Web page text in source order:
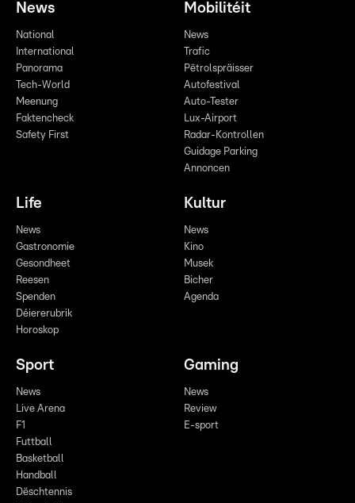
News
National
International
Panorama
Tech-World
Meenung
Faktencheck
Safety First
Mobilitéit
News
Trafic
Pëtrolspräisser
Autofestival
Auto-Tester
Lux-Airport
Radar-Kontrollen
Guidage Parking
Annoncen
Life
News
Gastronomie
Gesondheet
Reesen
Spenden
Déiererubrik
Horoskop
Kultur
News
Kino
Musek
Bicher
Agenda
Sport
News
Live Arena
F1
Futtball
Basketball
Handball
Dëschtennis
Gaming
News
Review
E-sport